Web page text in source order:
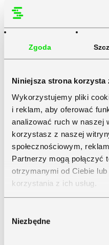
Zgoda
Niniejsza strona korzysta
Wykorzystujemy pliki
i reklam, aby oferować
analizować ruch w naszej
korzystasz z naszej
społecznościowym,
Partnerzy mogą połączyć
otrzymanymi od Ciebie
korzystania z ich usług.
zgody
Niezbędne